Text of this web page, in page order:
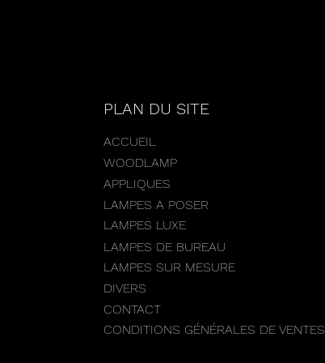
PLAN DU SITE
ACCUEIL
WOODLAMP
APPLIQUES
LAMPES A POSER
LAMPES LUXE
LAMPES DE BUREAU
LAMPES SUR MESURE
DIVERS
CONTACT
CONDITIONS GÉNÉRALES DE VENTES